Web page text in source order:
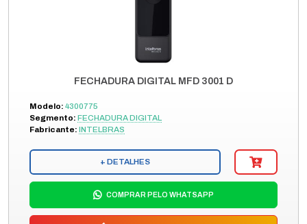
FECHADURA DIGITAL MFD 3001 D
Modelo: 4300775
Segmento: FECHADURA DIGITAL
Fabricante: INTELBRAS
+ DETALHES
COMPRAR PELO WHATSAPP